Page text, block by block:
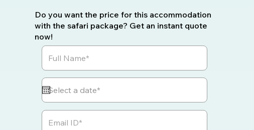
Do you want the price for this accommodation
with the safari package? Get an instant quote
now!